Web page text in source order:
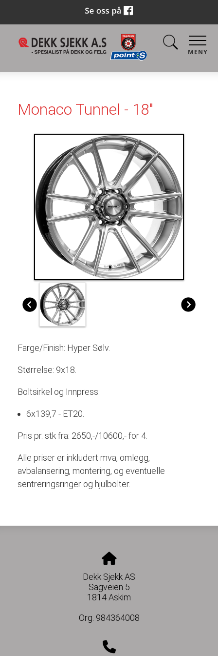
MENY
Monaco Tunnel - 18"
Farge/Finish: Hyper Sølv.
Størrelse: 9x18.
Boltsirkel og Innpress:
6x139,7 - ET20.
Pris pr. stk fra: 2650,-/10600,- for 4.
Alle priser er inkludert mva, omlegg,
avbalansering, montering, og eventuelle
sentreringsringer og hjulbolter.
Dekk Sjekk AS
Sagveien 5
1814 Askim
Org. 984364008